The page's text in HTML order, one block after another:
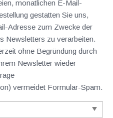
monatlichen E-Mail-
gestatten Sie uns,
Adresse zum Zwecke der
Newsletters zu verarbeiten.
ohne Begründung durch
Newsletter wieder
vermeidet Formular-Spam.